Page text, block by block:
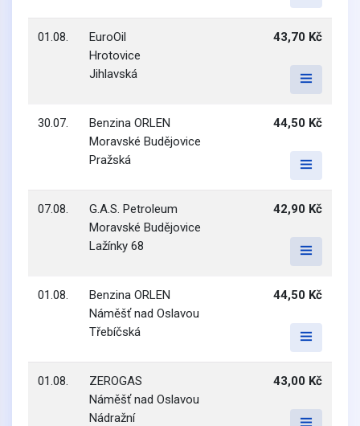
01.08.
EuroOil
Hrotovice
Jihlavská
43,70 Kč
30.07.
Benzina ORLEN
Moravské Budějovice
Pražská
44,50 Kč
07.08.
G.A.S. Petroleum
Moravské Budějovice
Lažínky 68
42,90 Kč
01.08.
Benzina ORLEN
Náměšť nad Oslavou
Třebíčská
44,50 Kč
01.08.
ZEROGAS
Náměšť nad Oslavou
Nádražní
43,00 Kč